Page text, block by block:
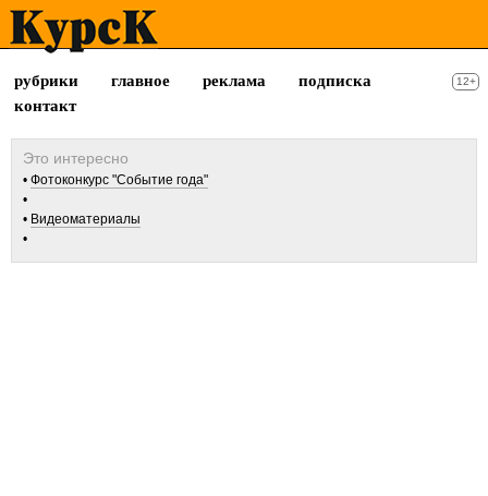
рубрики главное реклама
подписка
контакт
12+
Фотоконкурс "Событие года"
Видеоматериалы